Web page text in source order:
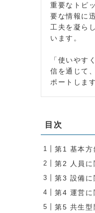
重要なトピ
要な情報に
工夫を凝ら
います。
「使いやす
信を通じて
ポートします
目次
第1 基本方
第2 人員に
第3 設備に
第4 運営に
第5 共生型